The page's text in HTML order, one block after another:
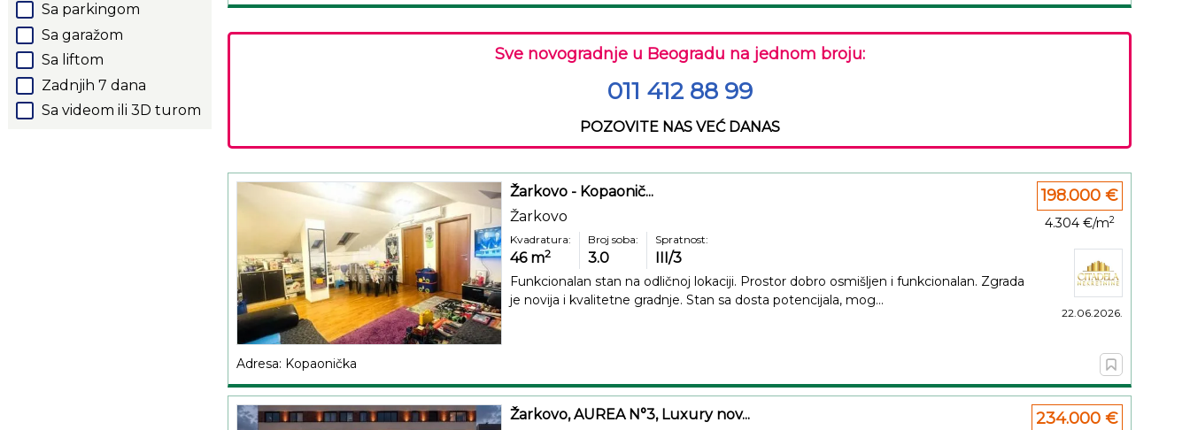
Sa parkingom
Sa garažom
Sa liftom
Zadnjih 7 dana
Sa videom ili 3D turom
Sve novogradnje u Beogradu na jednom broju:
011 412 88 99
POZOVITE NAS VEĆ DANAS
Žarkovo - Kopaonič...
Žarkovo
Kvadratura:
46m2
Broj soba:
3.0
Spratnost:
III/3
Funkcionalan stan na odličnoj lokaciji. Prostor dobro osmišljen i funkcionalan. Zgrada
je novija i kvalitetne gradnje. Stan sa dosta potencijala, mog...
198.000 €
4.304 €/m2
22.06.2026.
Adresa: Kopaonička
Žarkovo, AUREA N°3, Luxury nov...
234.000 €